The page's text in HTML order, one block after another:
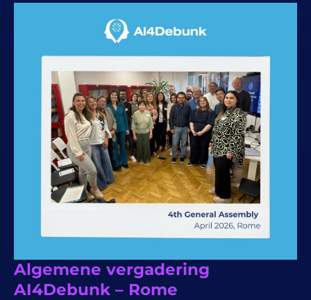
Algemene vergadering
AI4Debunk – Rome